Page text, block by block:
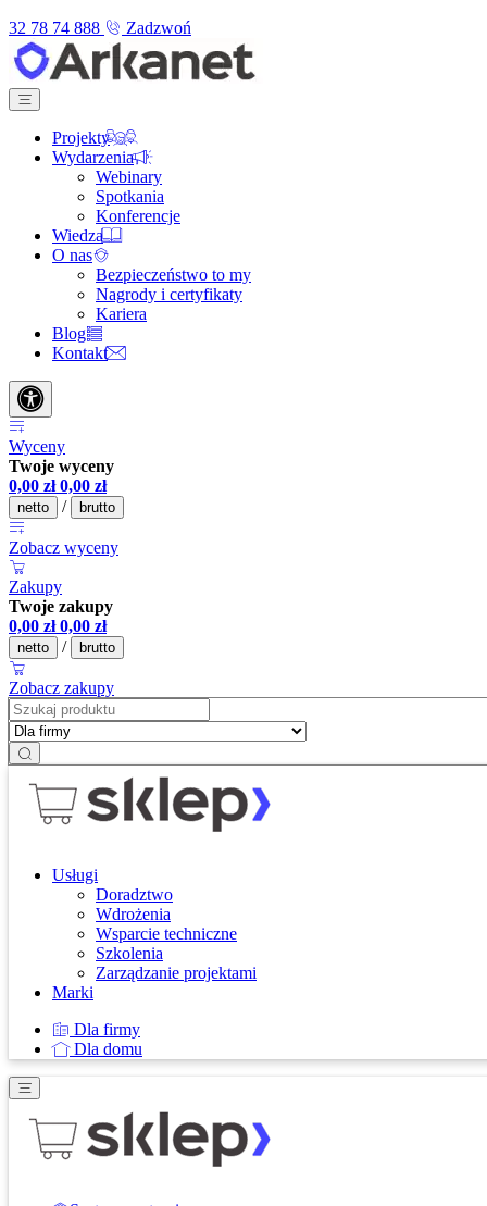
32 78 74 888
Zadzwoń
Projekty
Wydarzenia
Webinary
Spotkania
Konferencje
Wiedza
O nas
Bezpieczeństwo to my
Nagrody i certyfikaty
Kariera
Blog
Kontakt
Wyceny
Twoje wyceny
0,00 zł 0,00 zł
netto / brutto
Zobacz wyceny
Zakupy
Twoje zakupy
0,00 zł 0,00 zł
netto / brutto
Zobacz zakupy
Usługi
Doradztwo
Wdrożenia
Wsparcie techniczne
Szkolenia
Zarządzanie projektami
Marki
Dla firmy
Dla domu